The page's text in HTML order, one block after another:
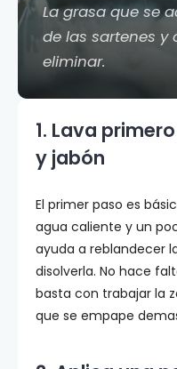
La grasa que se
de las sartenes y
eliminar.
1. Lava
y jabón
El primer paso es
agua caliente y un
ayuda a reblandecer
disolverla. No hace
basta con trabajar la
que se empape